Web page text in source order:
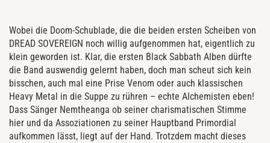
Wobei die Doom-Schublade, die die beiden ersten Scheiben von
DREAD SOVEREIGN noch willig aufgenommen hat, eigentlich zu
klein geworden ist. Klar, die ersten Black Sabbath Alben dürfte
die Band auswendig gelernt haben, doch man scheut sich kein
bisschen, auch mal eine Prise Venom oder auch klassischen
Heavy Metal in die Suppe zu rühren – echte Alchemisten eben!
Dass Sänger Nemtheanga ob seiner charismatischen Stimme
hier und da Assoziationen zu seiner Hauptband Primordial
aufkommen lässt, liegt auf der Hand. Trotzdem macht dieses